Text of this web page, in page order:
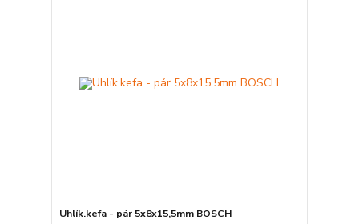
Uhlík.kefa - pár 5x8x15,5mm BOSCH